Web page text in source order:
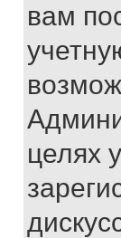
вам
целях